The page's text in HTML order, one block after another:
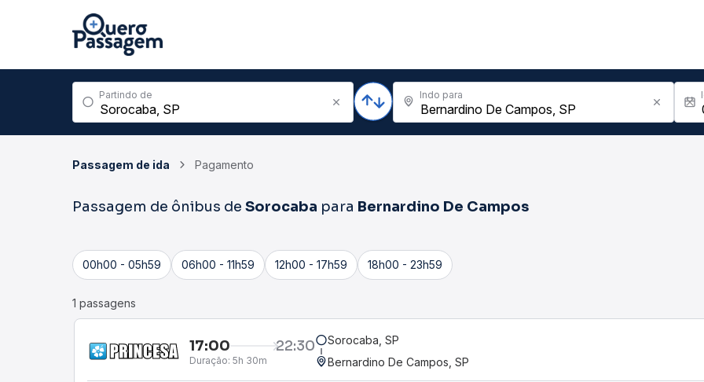
Partindo de Indo para
Passagem de ida Pagamento
Passagem de ônibus de Sorocaba para Bernardino De Campos
00h00 - 05h59 06h00 - 11h59 12h00 - 17h59 18h00 - 23h59
1 passagens
17:00 22:30
Duração: 5h 30m
Sorocaba, SP
Bernardino De Campos, SP